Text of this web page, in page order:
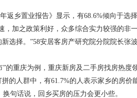
返乡置业报告》显示，有68.6%倾向于选择
，加之政策利好，众多综合实力较强的非
选择。”58安居客房产研究院分院院长张波
的重庆为例，重庆新房及二手房找房热度
的人群中，有61.7%的人表示家乡的房价
句话说，回乡买房的压力会更小些。